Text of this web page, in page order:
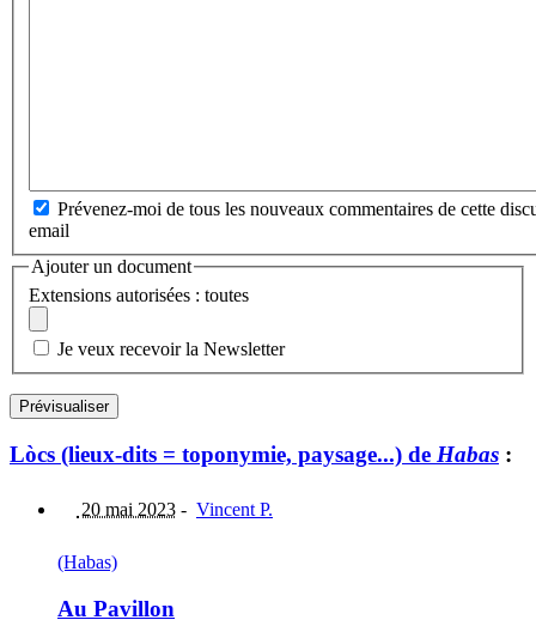
Prévenez-moi de tous les nouveaux commentaires de cette
email
Ajouter un document
Extensions autorisées : toutes
Je veux recevoir la Newsletter
Lòcs (lieux-dits = toponymie, paysage...) de Habas :
20 mai 2023 - Vincent P.
(Habas)
Au Pavillon